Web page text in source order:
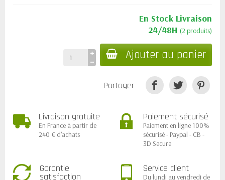
En Stock Livraison
24/48H (2 produits)
Ajouter au panier
Partager
Livraison gratuite
En France à partir de
240 € d'achats
Paiement sécurisé
Paiement en ligne 100%
sécurisé - Paypal - CB -
3D Secure
Garantie
satisfaction
Service client
Du lundi au vendredi de